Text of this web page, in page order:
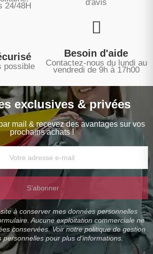
24/48H d'avis
possible
Besoin d'aide
Contactez-nous du lundi au
vendredi de 9h à 17h00
exclusives & privées
mail & recevez des avantages sur vos
prochains achats !
S’abonner
à conserver mes données personnelles
Aucune exploitation commerciale ne
conservées. Voir notre politique de gestion
personnelles pour plus d'informations.